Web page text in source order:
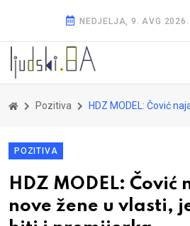
NEDJELJA, 9. AVG 2026.
Pozitiva HDZ MODEL: Čović najavljuje nove žene u vlasti, jedna će
POZITIVA
HDZ MODEL: Čović
nove žene u vlasti,